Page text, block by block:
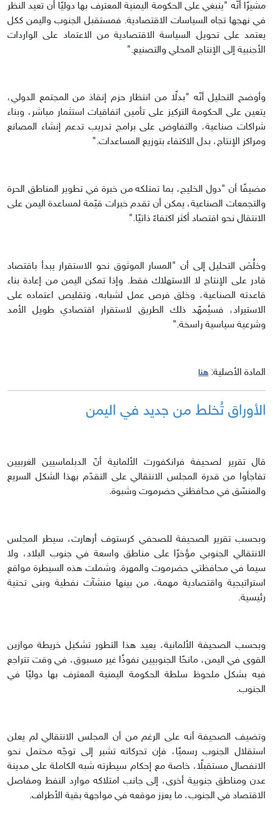
مشيرًا أنّه "ينبغي على الحكومة اليمنية المعترف بها دوليًا أن تعيد النظر
في نهجها تجاه السياسات الاقتصادية. فمستقبل الجنوب واليمن ككل
يعتمد على تحويل السياسة الاقتصادية من الاعتماد على الواردات
الأجنبية إلى الإنتاج المحلي والتصنيع."
وأوضح التحليل أنّه "بدلًا من انتظار حزم إنقاذ من المجتمع الدولي،
يتعين على الحكومة التركيز على تأمين اتفاقيات استثمار مباشر، وبناء
شراكات صناعية، والتفاوض على برامج تدريب تدعم إنشاء المصانع
ومراكز الإنتاج، بدل الاكتفاء بتوزيع المساعدات."
مضيفًا أن "دول الخليج، بما تمتلكه من خبرة في تطوير المناطق الحرة
والتجمعات الصناعية، يمكن أن تقدم خبرات قيّمة لمساعدة اليمن على
الانتقال نحو اقتصاد أكثر اكتفاءً ذاتيًا."
وخلُصَ التحليل إلى أن "المسار الموثوق نحو الاستقرار يبدأ باقتصاد
قادر على الإنتاج لا الاستهلاك فقط. وإذا تمكن اليمن من إعادة بناء
قاعدته الصناعية، وخلق فرص عمل لشبابه، وتقليص اعتماده على
الاستيراد، فسيُمهّد ذلك الطريق لاستقرار اقتصادي طويل الأمد
وشرعية سياسية راسخة."
المادة الأصلية: هنا
الأوراق تُخلط من جديد في اليمن
قال تقرير لصحيفة فرانكفورت الألمانية أنّ الدبلماسيين الغربيين
تفاجأوا من قدرة المجلس الانتقالي على التقدّم بهذا الشكل السريع
والمنسّق في محافظتي حضرموت وشبوة.
وبحسب تقرير الصحيفة للصحفي كرستوف أرهارت، سيطر المجلس
الانتقالي الجنوبي مؤخرًا على مناطق واسعة في جنوب البلاد، ولا
سيما في محافظتي حضرموت والمهرة. وشملت هذه السيطرة مواقع
استراتيجية واقتصادية مهمة، من بينها منشآت نفطية وبنى تحتية
رئيسية.
وبحسب الصحيفة الألمانية، يعيد هذا التطور تشكيل خريطة موازين
القوى في اليمن، مانحًا الجنوبيين نفوذًا غير مسبوق، في وقت تتراجع
فيه بشكل ملحوظ سلطة الحكومة اليمنية المعترف بها دوليًا في
الجنوب.
وتضيف الصحيفة أنه على الرغم من أن المجلس الانتقالي لم يعلن
استقلال الجنوب رسميًا، فإن تحركاته تشير إلى توجّه محتمل نحو
الانفصال مستقبلًا، خاصة مع إحكام سيطرته شبه الكاملة على مدينة
عدن ومناطق جنوبية أخرى، إلى جانب امتلاكه موارد النفط ومفاصل
الاقتصاد في الجنوب، ما يعزز موقعه في مواجهة بقية الأطراف.